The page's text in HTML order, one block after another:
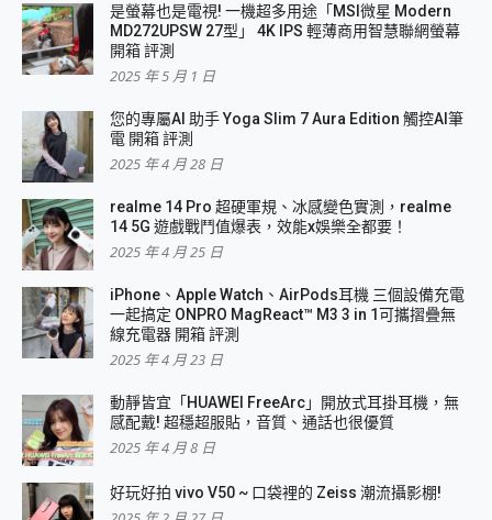
是螢幕也是電視! 一機超多用途「MSI微星 Modern
MD272UPSW 27型」 4K IPS 輕薄商用智慧聯網螢幕
開箱 評測
2025 年 5 月 1 日
您的專屬AI 助手 Yoga Slim 7 Aura Edition 觸控AI筆
電 開箱 評測
2025 年 4 月 28 日
realme 14 Pro 超硬軍規、冰感變色實測，realme
14 5G 遊戲戰鬥值爆表，效能x娛樂全都要！
2025 年 4 月 25 日
iPhone、Apple Watch、AirPods耳機 三個設備充電
一起搞定 ONPRO MagReact™ M3 3 in 1可攜摺疊無
線充電器 開箱 評測
2025 年 4 月 23 日
動靜皆宜「HUAWEI FreeArc」開放式耳掛耳機，無
感配戴! 超穩超服貼，音質、通話也很優質
2025 年 4 月 8 日
好玩好拍 vivo V50 ~ 口袋裡的 Zeiss 潮流攝影棚!